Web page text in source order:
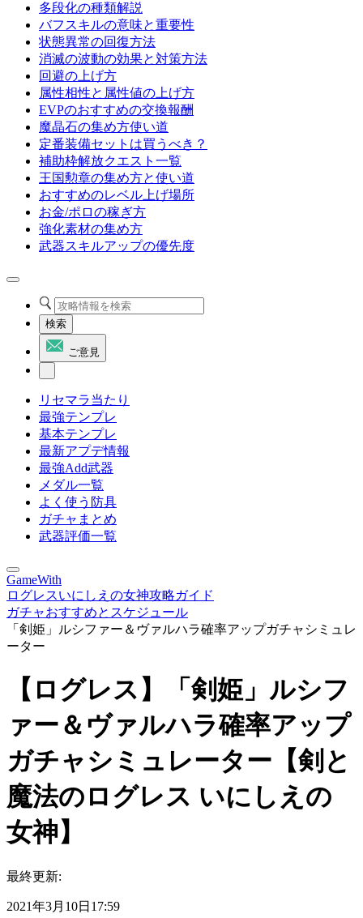
多段化の種類解説
バフスキルの意味と重要性
状態異常の回復方法
消滅の波動の効果と対策方法
回避の上げ方
属性相性と属性値の上げ方
EVPのおすすめの交換報酬
魔晶石の集め方使い道
定番装備セットは買うべき？
補助枠解放クエスト一覧
王国勲章の集め方と使い道
おすすめのレベル上げ場所
お金/ポロの稼ぎ方
強化素材の集め方
武器スキルアップの優先度
検索
ご意見
リセマラ当たり
最強テンプレ
基本テンプレ
最新アプデ情報
最強Add武器
メダル一覧
よく使う防具
ガチャまとめ
武器評価一覧
GameWith
ログレスいにしえの女神攻略ガイド
ガチャおすすめとスケジュール
「剣姫」ルシファー＆ヴァルハラ確率アップガチャシミュレ
ーター
【ログレス】「剣姫」ルシフ
ァー＆ヴァルハラ確率アップ
ガチャシミュレーター【剣と
魔法のログレス いにしえの
女神】
最終更新:
2021年3月10日17:59